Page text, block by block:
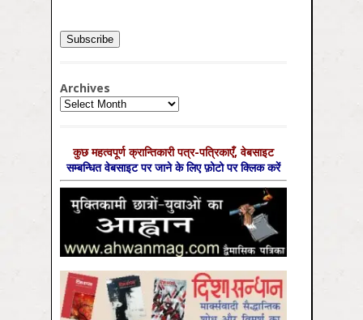
Archives
Archives
कुछ महत्‍वपूर्ण क्रान्तिकारी पत्र-पत्रिकाएँ, वेबसाइट
सम्‍बन्धित वेबसाइट पर जाने के लिए फ़ोटो पर क्लिक करें